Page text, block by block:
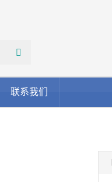
联系我们